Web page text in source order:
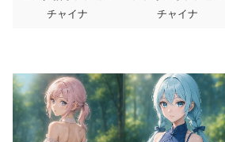
チャイナ
チャイナ